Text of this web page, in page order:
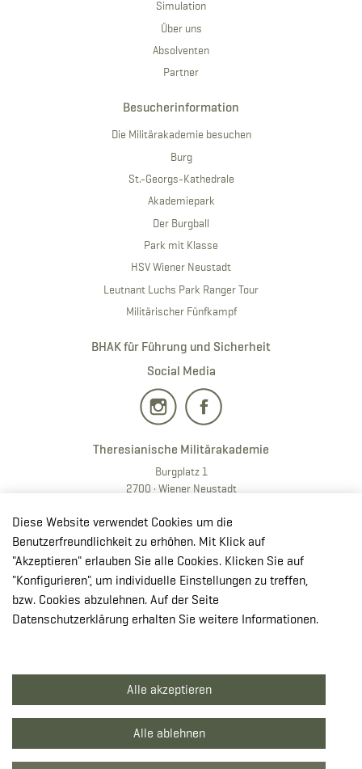
Simulation
Über uns
Absolventen
Partner
Besucherinformation
Die Militärakademie besuchen
Burg
St.-Georgs-Kathedrale
Akademiepark
Der Burgball
Park mit Klasse
HSV Wiener Neustadt
Leutnant Luchs Park Ranger Tour
Militärischer Fünfkampf
BHAK für Führung und Sicherheit
Social Media
Theresianische Militärakademie
Burgplatz 1
2700 · Wiener Neustadt
T:+43 50201 20 28901
E:redaktion.milak @bmlv.gv.at
In OpenStreetMap öffnen
↳ Route mit GoogleMaps planen
Impressum
Datenschutzerklärung
Diese Website verwendet Cookies um die
Benutzerfreundlichkeit zu erhöhen. Mit Klick auf
"Akzeptieren" erlauben Sie alle Cookies. Klicken Sie auf
"Konfigurieren", um individuelle Einstellungen zu treffen,
bzw. Cookies abzulehnen. Auf der Seite
Datenschutzerklärung erhalten Sie weitere Informationen.
Alle akzeptieren
Alle ablehnen